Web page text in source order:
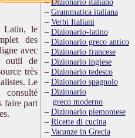
Latin, le
des
avec
outil de
très
Le
faire part
Grammatica italiana
Verbi Italiani
Dizionario-latino
Dizionario greco antico
Dizionario francese
Dizionario inglese
Dizionario tedesco
Dizionario spagnolo
Dizionario
greco moderno
Dizionario piemontese
Ricette di cucina
Vacanze in Grecia